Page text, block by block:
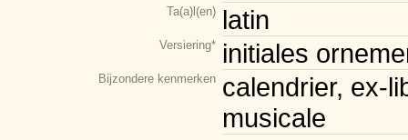
Ta(a)l(en) latin
Versiering* initiales
Bijzondere kenmerken calendrier, ex-
musicale